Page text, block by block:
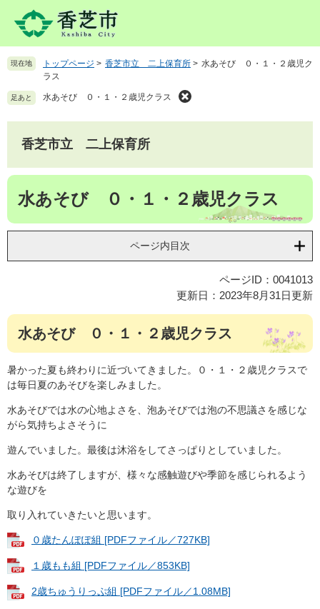
先を 現在地 トップページ > 香芝市立 二上保育所 > 水あそび ０・１・２歳児ク
ラス
足あと 水あそび ０・１・２歳児クラス
香芝市立 二上保育所
本
水あそび ０・１・２歳児クラス
ページ内目次
ページID：0041013
更新日：2023年8月31日更新
水あそび ０・１・２歳児クラス
暑かった夏も終わりに近づいてきました。０・１・２歳児クラスで
は毎日夏のあそびを楽しみました。
水あそびでは水の心地よさを、泡あそびでは泡の不思議さを感じな
がら気持ちよさそうに
遊んでいました。最後は沐浴をしてさっぱりとしていました。
水あそびは終了しますが、様々な感触遊びや季節を感じられるよう
な遊びを
取り入れていきたいと思います。
０歳たんぽぽ組 [PDFファイル／727KB]
１歳もも組 [PDFファイル／853KB]
2歳ちゅうりっぷ組 [PDFファイル／1.08MB]